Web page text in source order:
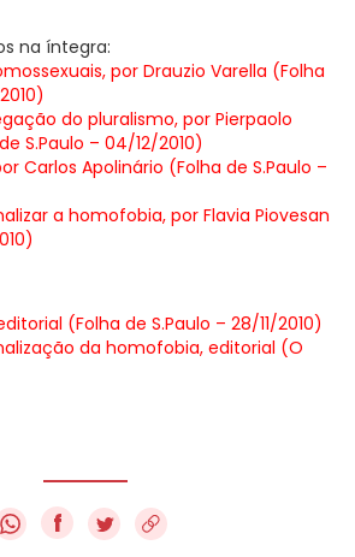
na íntegra:
por Drauzio Varella (Folha
do pluralismo, por Pierpaolo
S.Paulo – 04/12/2010)
Carlos Apolinário (Folha de S.Paulo –
a homofobia, por Flavia Piovesan
(Folha de S.Paulo – 28/11/2010)
da homofobia, editorial (O
f